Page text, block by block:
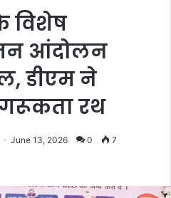
विशेष
आंदोलन
डीएम ने
रथ
June 13, 2026 0 7